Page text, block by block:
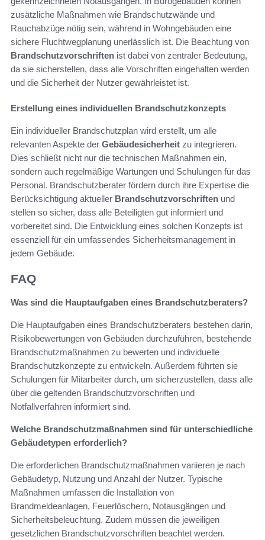
zusätzliche Maßnahmen wie Brandschutzwände und
Rauchabzüge nötig sein, während in Wohngebäuden eine
sichere Fluchtwegplanung unerlässlich ist. Die Beachtung von
Brandschutzvorschriften ist dabei von zentraler Bedeutung,
da sie sicherstellen, dass alle Vorschriften eingehalten werden
und die Sicherheit der Nutzer gewährleistet ist.
Erstellung eines individuellen Brandschutzkonzepts
Ein individueller Brandschutzplan wird erstellt, um alle
relevanten Aspekte der Gebäudesicherheit zu integrieren.
Dies schließt nicht nur die technischen Maßnahmen ein,
sondern auch regelmäßige Wartungen und Schulungen für das
Personal. Brandschutzberater fördern durch ihre Expertise die
Berücksichtigung aktueller Brandschutzvorschriften und
stellen so sicher, dass alle Beteiligten gut informiert und
vorbereitet sind. Die Entwicklung eines solchen Konzepts ist
essenziell für ein umfassendes Sicherheitsmanagement in
jedem Gebäude.
FAQ
Was sind die Hauptaufgaben eines Brandschutzberaters?
Die Hauptaufgaben eines Brandschutzberaters bestehen darin,
Risikobewertungen von Gebäuden durchzuführen, bestehende
Brandschutzmaßnahmen zu bewerten und individuelle
Brandschutzkonzepte zu entwickeln. Außerdem führten sie
Schulungen für Mitarbeiter durch, um sicherzustellen, dass alle
über die geltenden Brandschutzvorschriften und
Notfallverfahren informiert sind.
Welche Brandschutzmaßnahmen sind für unterschiedliche
Gebäudetypen erforderlich?
Die erforderlichen Brandschutzmaßnahmen variieren je nach
Gebäudetyp, Nutzung und Anzahl der Nutzer. Typische
Maßnahmen umfassen die Installation von
Brandmeldeanlagen, Feuerlöschern, Notausgängen und
Sicherheitsbeleuchtung. Zudem müssen die jeweiligen
gesetzlichen Brandschutzvorschriften beachtet werden.